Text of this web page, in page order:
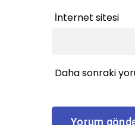
İnternet sitesi
Daha sonraki